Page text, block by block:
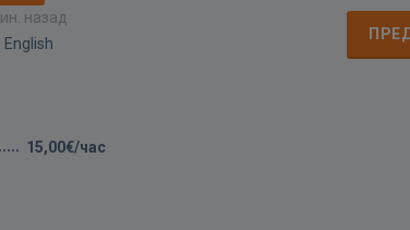
назад
English
15,00€/час